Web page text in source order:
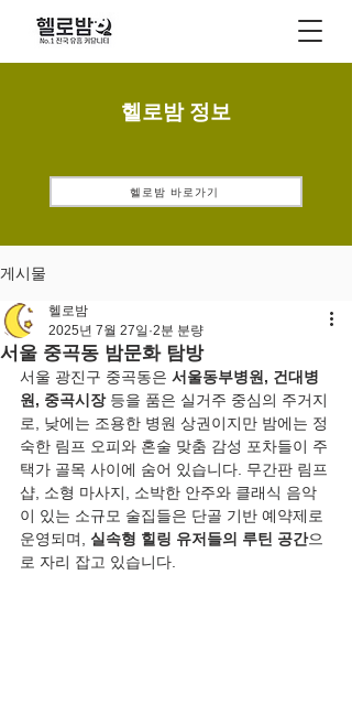
헬로밤 정보
헬로밤 바로가기
게시물
서울 중곡동 밤문화 탐방
헬로밤
2025년 7월 27일 2분 분량
서울 광진구 중곡동은 서울동부병원, 건대병
원, 중곡시장 등을 품은 실거주 중심의 주거지
로, 낮에는 조용한 병원 상권이지만 밤에는 정
숙한 림프 오피와 혼술 맞춤 감성 포차들이 주
택가 골목 사이에 숨어 있습니다. 무간판 림프
샵, 소형 마사지, 소박한 안주와 클래식 음악
이 있는 소규모 술집들은 단골 기반 예약제로
운영되며, 실속형 힐링 유저들의 루틴 공간으
로 자리 잡고 있습니다.